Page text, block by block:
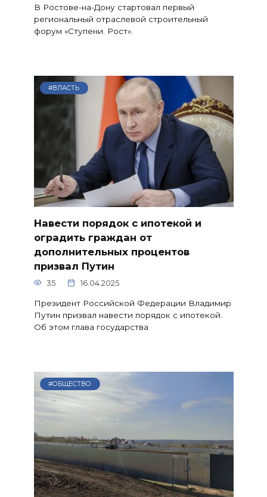
В Ростове-на-Дону стартовал первый
региональный отраслевой строительный
форум «Ступени. Рост».
#ВЛАСТЬ
Навести порядок с ипотекой и
оградить граждан от
дополнительных процентов
призвал Путин
35 16.04.2025
Президент Российской Федерации Владимир
Путин призвал навести порядок с ипотекой.
Об этом глава государства
#ОБЩЕСТВО